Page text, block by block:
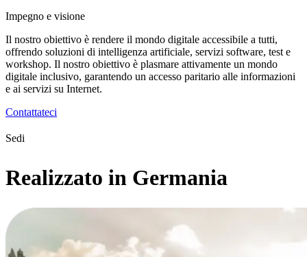
Impegno e visione
Il nostro obiettivo è rendere il mondo digitale accessibile a tutti,
offrendo soluzioni di intelligenza artificiale, servizi software, test e
workshop. Il nostro obiettivo è plasmare attivamente un mondo
digitale inclusivo, garantendo un accesso paritario alle informazioni
e ai servizi su Internet.
Contattateci
Sedi
Realizzato in Germania